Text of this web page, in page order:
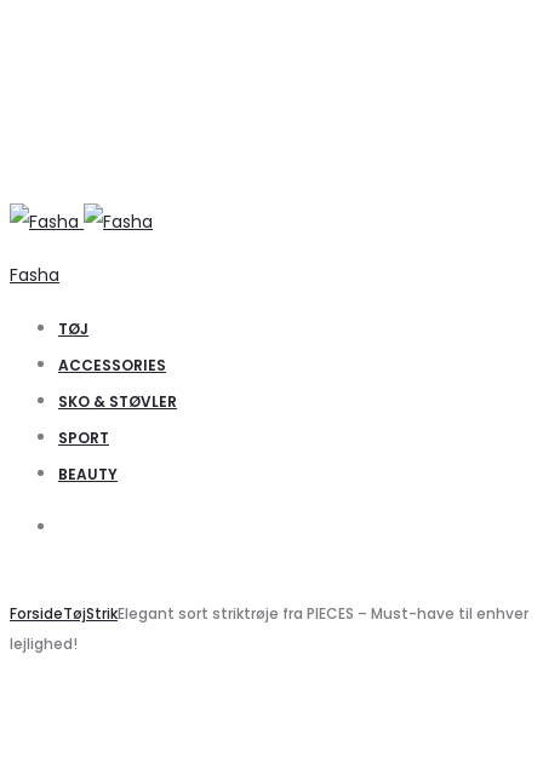
Fasha
TØJ
ACCESSORIES
SKO & STØVLER
SPORT
BEAUTY
ForsideTøjStrikElegant sort striktrøje fra PIECES – Must-have til enhver
lejlighed!